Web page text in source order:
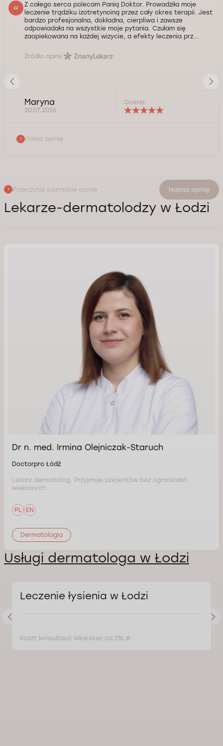
Z całego serca polecam Panią Doktor. Prowadziła moje
leczenie trądziku izotretynoiną przez cały okres terapii. Jest
bardzo profesjonalna, dokładna, cierpliwa i zawsze
odpowiadała na wszystkie moje pytania. Czułam się
zaopiekowana na każdej wizycie, a efekty leczenia prz...
Źródło opinii:
Maryna
20.07.2026
Ocena:
Pokaż opinię
Przeczytaj wszystkie opinie Napisz opinię
Lekarze-dermatolodzy w Łodzi
Dr n. med. Irmina Olejniczak-Staruch
Doctorpro Łódź
Lekarz dermatolog. Przyjmuje pacjentów bez ograniczeń
wiekowych.
PL EN
Dermatologia
Usługi dermatologa w Łodzi
Leczenie łysienia w Łodzi
Koszt konsultacji lekarskiej od 216 zł